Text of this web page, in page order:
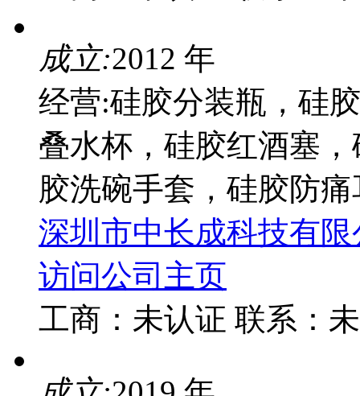
成立:2012 年
经营:硅胶分装瓶，硅
叠水杯，硅胶红酒塞
胶洗碗手套，硅胶防
深圳市中长成科技有限
访问公司主页
工商： 未认证 联系：